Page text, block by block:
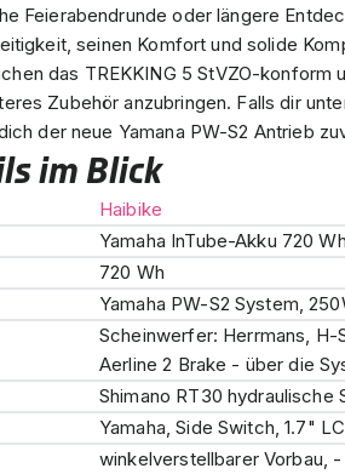
Feierabendrunde oder längere
seinen Komfort und solide
das TREKKING 5 StVZO-konform
Zubehör anzubringen. Falls dir
der neue Yamana PW-S2 Antrieb
im Blick
Haibike
Yamaha InTube-Akku 720
720 Wh
Yamaha PW-S2 System,
Scheinwerfer: Herrmans, H-
Aerline 2 Brake - über die
Shimano RT30 hydraulische
Yamaha, Side Switch, 1.7"
winkelverstellbarer Vorbau,